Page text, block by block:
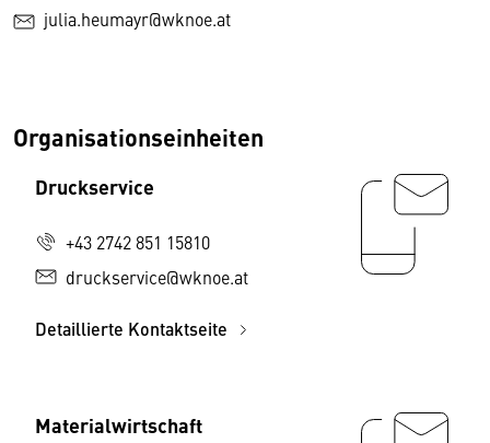
julia.heumayr@wknoe.at
Organisationseinheiten
Druckservice
+43 2742 851 15810
druckservice@wknoe.at
Detaillierte Kontaktseite
Materialwirtschaft